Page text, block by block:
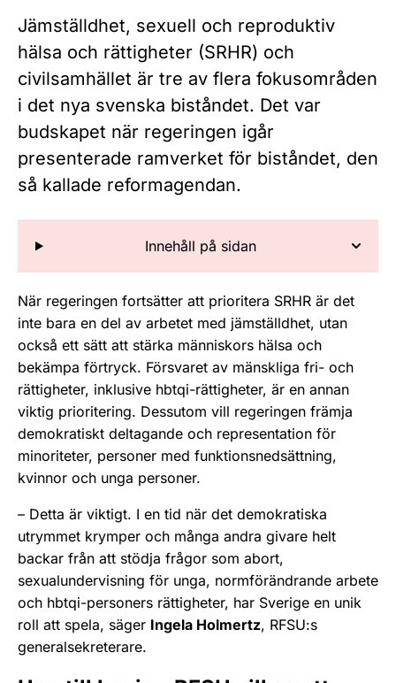
Jämställdhet, sexuell och reproduktiv
hälsa och rättigheter (SRHR) och
civilsamhället är tre av flera fokusområden
i det nya svenska biståndet. Det var
budskapet när regeringen igår
presenterade ramverket för biståndet, den
så kallade reformagendan.
Innehåll på sidan
När regeringen fortsätter att prioritera SRHR är det
inte bara en del av arbetet med jämställdhet, utan
också ett sätt att stärka människors hälsa och
bekämpa förtryck. Försvaret av mänskliga fri- och
rättigheter, inklusive hbtqi-rättigheter, är en annan
viktig prioritering. Dessutom vill regeringen främja
demokratiskt deltagande och representation för
minoriteter, personer med funktionsnedsättning,
kvinnor och unga personer.
– Detta är viktigt. I en tid när det demokratiska
utrymmet krymper och många andra givare helt
backar från att stödja frågor som abort,
sexualundervisning för unga, normförändrande arbete
och hbtqi-personers rättigheter, har Sverige en unik
roll att spela, säger Ingela Holmertz, RFSU:s
generalsekreterare.